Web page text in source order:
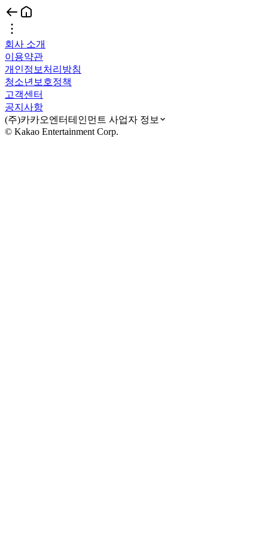
회사 소개
이용약관
개인정보처리방침
청소년보호정책
고객센터
공지사항
(주)카카오엔터테인먼트 사업자 정보
© Kakao Entertainment Corp.